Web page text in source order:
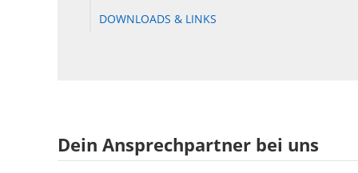
DOWNLOADS & LINKS
Dein Ansprechpartner bei uns